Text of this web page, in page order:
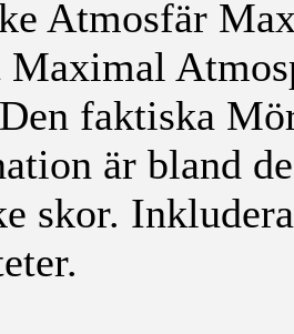
Atmosfär
faktiska
är bland
skor.